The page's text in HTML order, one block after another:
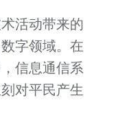
活动带来的
字领域。在
信息通信系
对平民产生